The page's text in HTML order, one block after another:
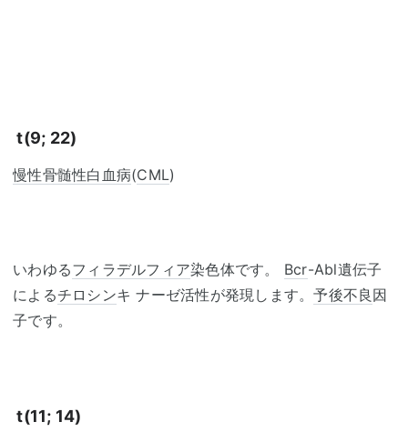
t(9; 22)
慢性骨髄性白血病(CML)
いわゆるフィラデルフィア染色体です。 Bcr-Abl遺伝子
によるチロシンキ ナーゼ活性が発現します。予後不良 因
子です。
t(11; 14)